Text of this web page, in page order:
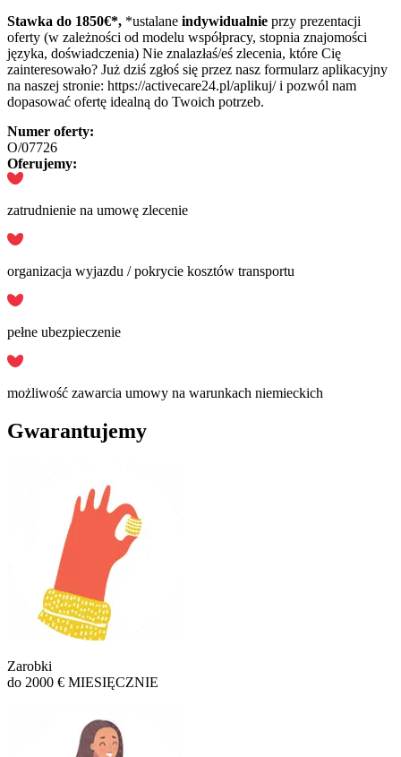
Stawka do 1850€*, *ustalane indywidualnie przy prezentacji
oferty (w zależności od modelu współpracy, stopnia znajomości
języka, doświadczenia) Nie znalazłaś/eś zlecenia, które Cię
zainteresowało? Już dziś zgłoś się przez nasz formularz aplikacyjny
na naszej stronie: https://activecare24.pl/aplikuj/ i pozwól nam
dopasować ofertę idealną do Twoich potrzeb.
Numer oferty:
O/07726
Oferujemy:
zatrudnienie na umowę zlecenie
organizacja wyjazdu / pokrycie kosztów transportu
pełne ubezpieczenie
możliwość zawarcia umowy na warunkach niemieckich
Gwarantujemy
Zarobki
do 2000 € MIESIĘCZNIE